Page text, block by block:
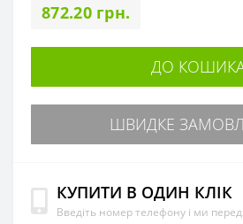
872.20 грн.
ДО
ШВИДКЕ
КУПИТИ В ОДИН КЛІК
Введіть номер телефону і ми